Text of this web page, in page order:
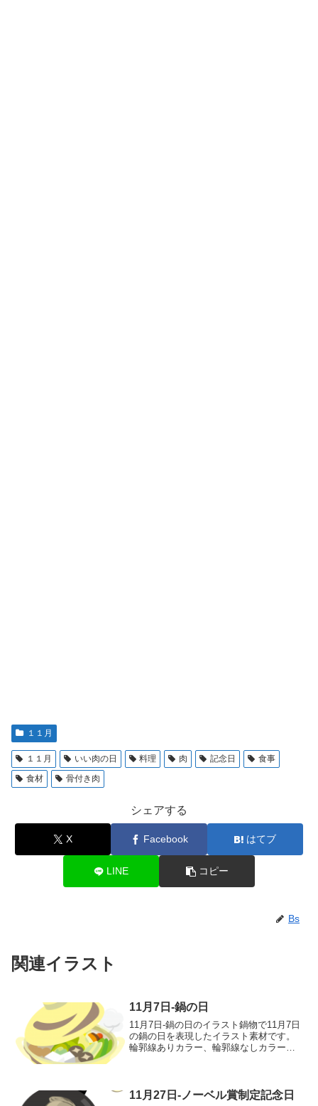
１１月
１１月 いい肉の日 料理 肉 記念日
食事
食材
骨付き肉
シェアする
X Facebook はてブ
LINE コピー
Bs
関連イラスト
11月7日-鍋の日
11月7日-鍋の日のイラスト鍋物で11月7日
の鍋の日を表現したイラスト素材です。
輪郭線ありカラー、輪郭線なしカラー、
11月27日-ノーベル賞制定記念日